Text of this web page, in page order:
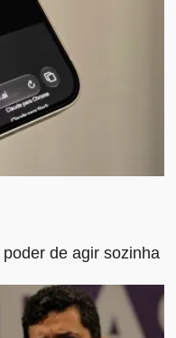
de agir sozinha